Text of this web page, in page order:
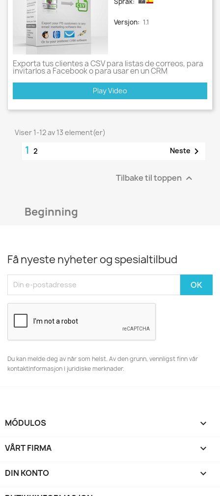
Versjon: 1.1
Exporta tus clientes a CSV para listas de correos, para
invitarlos a Facebook o para usar en un CRM
Play Video
Viser 1-12 av 13 element(er)
1 2 Neste 
Tilbake til toppen 
Beginning
Få nyeste nyheter og spesialtilbud
Du kan melde deg av når som helst. Av den grunn, vennligst finn vår
kontaktinformasjon i juridiske merknader.
MÓDULOS 
VÅRT FIRMA 
DIN KONTO 